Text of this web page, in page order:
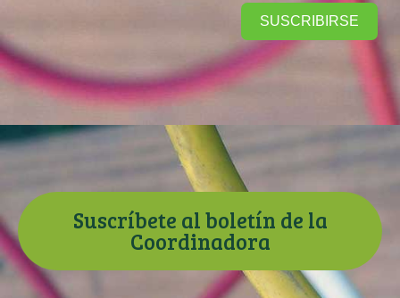
SUSCRIBIRSE
Suscríbete al boletín de la
Coordinadora